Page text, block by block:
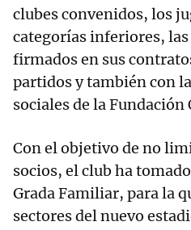
clubes convenidos, los
categorías inferiores,
firmados en sus
partidos y también con
sociales de la Fundación
Con el objetivo de no
socios, el club ha
Grada Familiar, para la
sectores del nuevo